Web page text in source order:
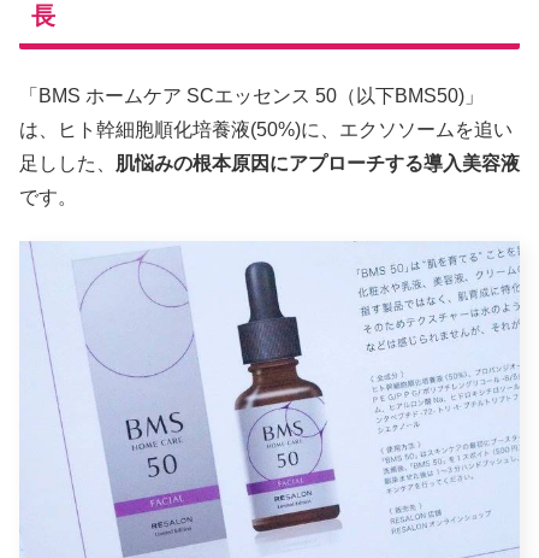
長
「BMS ホームケア SCエッセンス 50（以下BMS50)」
は、ヒト幹細胞順化培養液(50%)に、エクソソームを追い
足しした、 肌悩みの根本原因にアプローチする導入美容液
です。